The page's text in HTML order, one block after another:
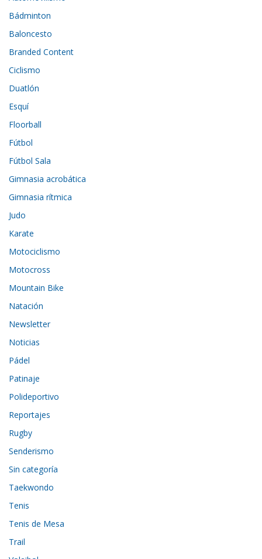
Bádminton
Baloncesto
Branded Content
Ciclismo
Duatlón
Esquí
Floorball
Fútbol
Fútbol Sala
Gimnasia acrobática
Gimnasia rítmica
Judo
Karate
Motociclismo
Motocross
Mountain Bike
Natación
Newsletter
Noticias
Pádel
Patinaje
Polideportivo
Reportajes
Rugby
Senderismo
Sin categoría
Taekwondo
Tenis
Tenis de Mesa
Trail